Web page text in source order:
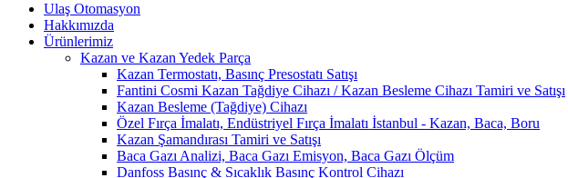
Ulaş Otomasyon
Hakkımızda
Ürünlerimiz
Kazan ve Kazan Yedek Parça
Kazan Termostatı, Basınç Presostatı Satışı
Fantini Cosmi Kazan Tağdiye Cihazı / Kazan Besleme Cihazı Tamiri ve Satışı
Kazan Besleme (Tağdiye) Cihazı
Özel Fırça İmalatı, Endüstriyel Fırça İmalatı İstanbul - Kazan, Baca, Boru
Kazan Şamandırası Tamiri ve Satışı
Baca Gazı Analizi, Baca Gazı Emisyon, Baca Gazı Ölçüm
Danfoss Basınç & Sıcaklık Basınç Kontrol Cihazı